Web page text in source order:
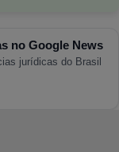
no Google News
jurídicas do Brasil